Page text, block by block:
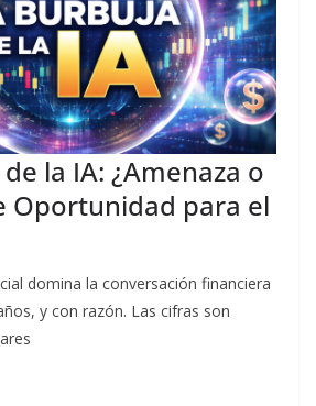
la IA: ¿Amenaza o
Oportunidad para el
domina la conversación financiera
y con razón. Las cifras son